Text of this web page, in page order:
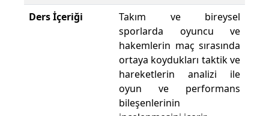
Ders İçeriği
Takım ve bireysel
sporlarda oyuncu ve
hakemlerin maç sırasında
ortaya koydukları taktik ve
hareketlerin analizi ile
oyun ve performans
bileşenlerinin